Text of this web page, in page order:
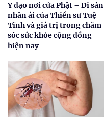
Y đạo nơi cửa Phật – Di sản
nhân ái của Thiền sư Tuệ
Tĩnh và giá trị trong chăm
sóc sức khỏe cộng đồng
hiện nay